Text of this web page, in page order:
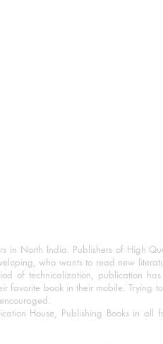
in North India. Publishers of High
who wants to read new
of technicalization, publication
favorite book in their mobile. Trying
House, Publishing Books in all